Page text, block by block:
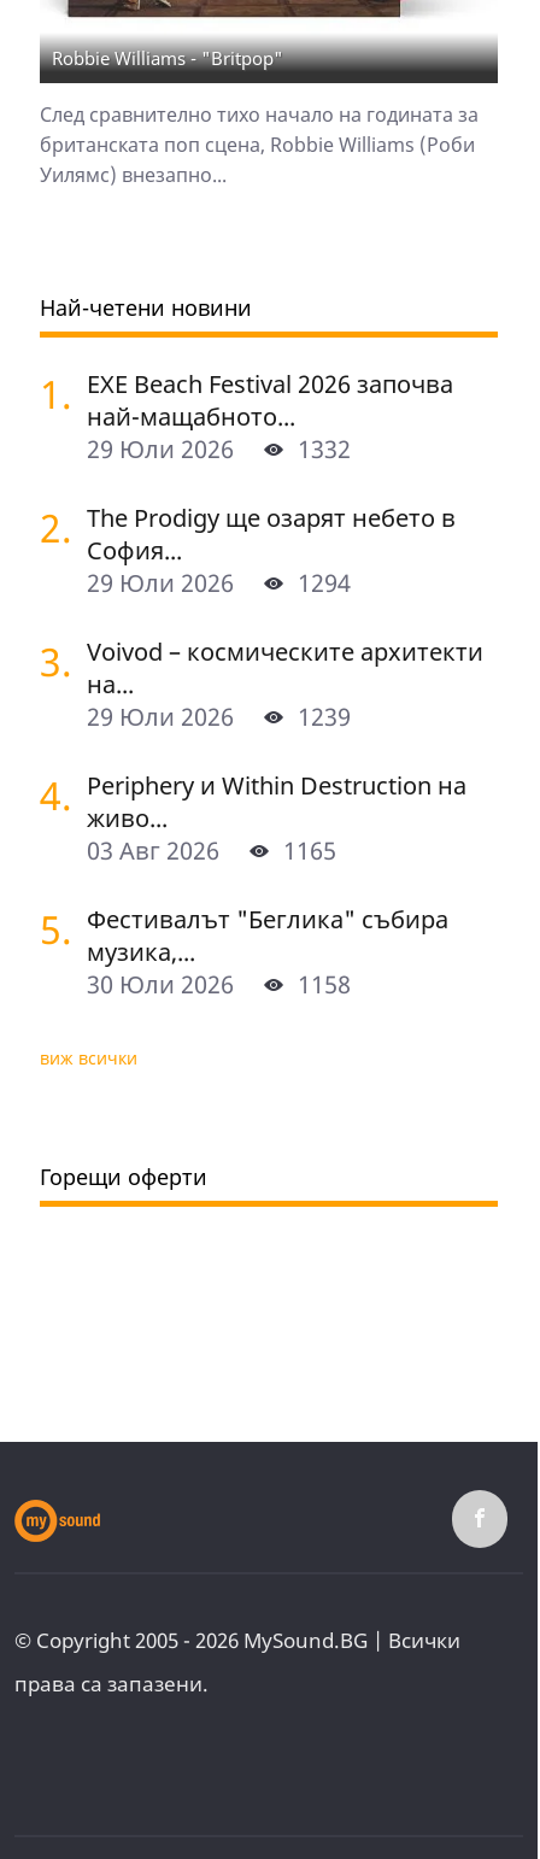
Robbie Williams - "Britpop"
След сравнително тихо начало на годината за
британската поп сцена, Robbie Williams (Роби
Уилямс) внезапно...
Най-четени новини
1. EXE Beach Festival 2026 започва
най-мащабното...
29 Юли 2026
1332
2. The Prodigy ще озарят небето в
София...
29 Юли 2026
1294
3. Voivod – космическите архитекти
на...
29 Юли 2026
1239
4. Periphery и Within Destruction на
живо...
03 Авг 2026
1165
5. Фестивалът "Беглика" събира
музика,...
30 Юли 2026
1158
виж всички
Горещи оферти
© Copyright 2005 - 2026 MySound.BG | Всички
права са запазени.